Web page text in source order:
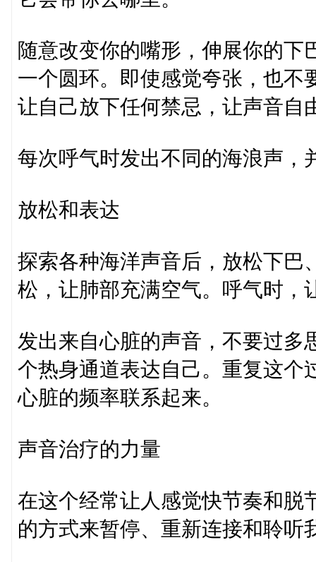
随意改变你的嘴形，伸展你的下
一个圆环。即使感觉夸张，也不
让自己放下任何禁忌，让声音自
每次呼气时发出不同的海浪声，
放松和表达
探索各种海洋声音后，放松下巴
松，让肺部充满空气。呼气时，
发出来自心脏的声音，不要过多
个热身通道表达自己。重复这个
心脏的频率联系起来。
声音治疗的力量
在这个经常让人感觉快节奏和脱
的方式来暂停、重新连接和聆听